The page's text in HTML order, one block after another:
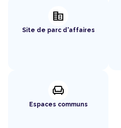
corporate_fare
Site de parc d'affaires
chair
Espaces communs